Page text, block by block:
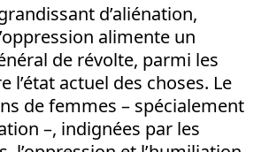
d’aliénation,
alimente un
de révolte, parmi les
l’état actuel des choses. Le
de femmes – spécialement
–, indignées par les